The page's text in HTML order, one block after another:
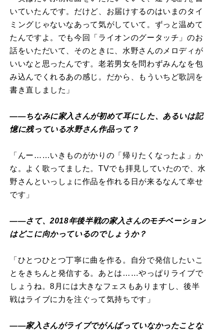
いていたんです。だけど、お届けするのはいまのタイ
ミングじゃないなあって気がしていて。ずっと温めて
たんですよ。でも今回「ライオンのグータッチ」のお
話をいただいて、そのときに、水野さんのメロディが
いいなと思ったんです。老若男女を問わずみんなを包
み込んでくれるあの感じ。だから、もういちど歌詞を
書き直しました」
――ちなみに家入さんが初めて耳にした、あるいは記
憶に残っている水野さん作品って？
「んー……いきものがかりの「帰りたくなったよ」か
な。よく歌ってました。TVでも拝見していたので、水
野さんといっしょに作品を作れる日が来るなんて幸せ
です」
――さて、2018年後半戦の家入さんのモチベーション
はどこに向かっているのでしょうか？
「ひとつひとつ丁寧に曲を作る。自分で発信したいこ
とをきちんと発信する。あとは……やっぱりライブで
しょうね。8月には大きなフェスもありますし、後半
戦はライブに力を注ぐって気持ちです」
――家入さんがライブでがんばっていなかったことな